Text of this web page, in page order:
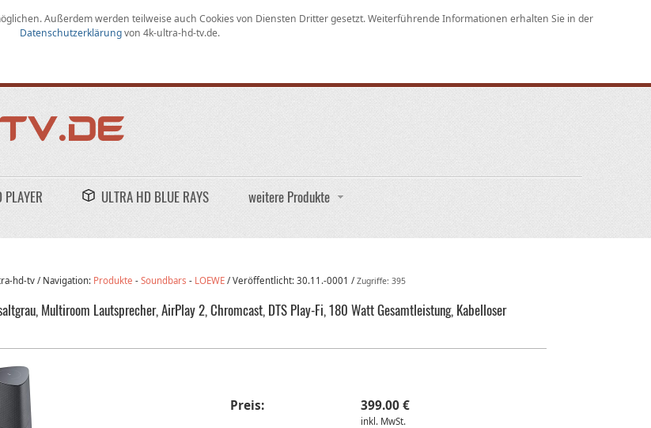
.Außerdem werden teilweise auch Cookies von Diensten Dritter gesetzt. Weiterführende Informationen erhalten Sie in der
Datenschutzerklärungvon 4k-ultra-hd-tv.de.
ULTRA HD BLUE RAYS weitere Produkte
hd-tv / Navigation: Produkte -Soundbars - LOEWE / Veröffentlicht:30.11.-0001 / Zugriffe: 395
Multiroom Lautsprecher, AirPlay 2, Chromcast, DTS Play-Fi, 180 Watt Gesamtleistung, Kabelloser
Preis: 399.00 €
inkl. MwSt.